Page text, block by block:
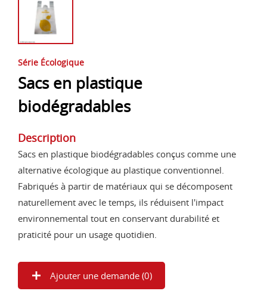
Série Écologique
Sacs en plastique
biodégradables
Description
Sacs en plastique biodégradables conçus comme une
alternative écologique au plastique conventionnel.
Fabriqués à partir de matériaux qui se décomposent
naturellement avec le temps, ils réduisent l'impact
environnemental tout en conservant durabilité et
praticité pour un usage quotidien.
Ajouter une demande (0)